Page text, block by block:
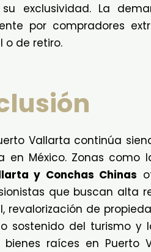
exclusividad. La
por compradores
o de retiro.
Vallarta continúa
en México. Zonas como
y Conchas Chinas
que buscan alta
revalorización de
sostenido del turismo y
bienes raíces en Puerto